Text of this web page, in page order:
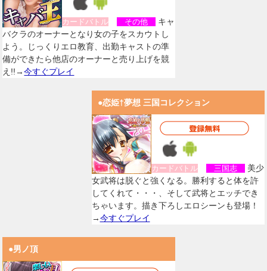
カードバトル その他
キャ
バクラのオーナーとなり女の子をスカウトし
よう。じっくりエロ教育、出勤キャストの準
備ができたら他店のオーナーと売り上げを競
え!!→今すぐプレイ
●恋姫†夢想 三国コレクション
カードバトル 三国志
美少
女武将は脱ぐと強くなる。勝利すると体を許
してくれて・・・、そして武将とエッチでき
ちゃいます。描き下ろしエロシーンも登場！
→今すぐプレイ
●男ノ頂